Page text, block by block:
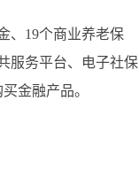
、19个商业养老保
服务平台、电子社保
金融产品。